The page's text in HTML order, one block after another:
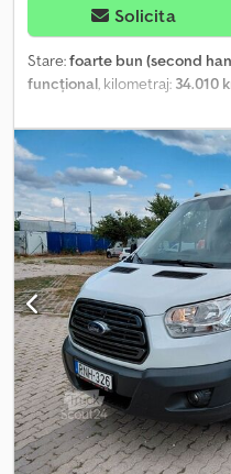
Solicita
Stare:foarte bun (second
funcțional, kilometraj: 34.010
culoare:alb, lungime totală:
înălțime totală:
2.080 mm,
Euro 6, capacitatea
totală:3.100 kg, greutate
stânga, numărul de
număr mașină/vehicul:
condiționat, airbag,
scaune central, blocare
particule, garanție pentru
persoană, pat de ridicare,
suprapuse, program
de ceață, senzori de
înmatriculare auto
,
GE-047XV | Kilometraj: 34.010
Uogyef Autocamperul nostru